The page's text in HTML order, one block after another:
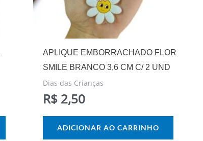
APLIQUE EMBORRACHADO FLOR
SMILE BRANCO 3,6 CM C/ 2 UND
Dias das Crianças
R$2,50
ADICIONAR AO CARRINHO